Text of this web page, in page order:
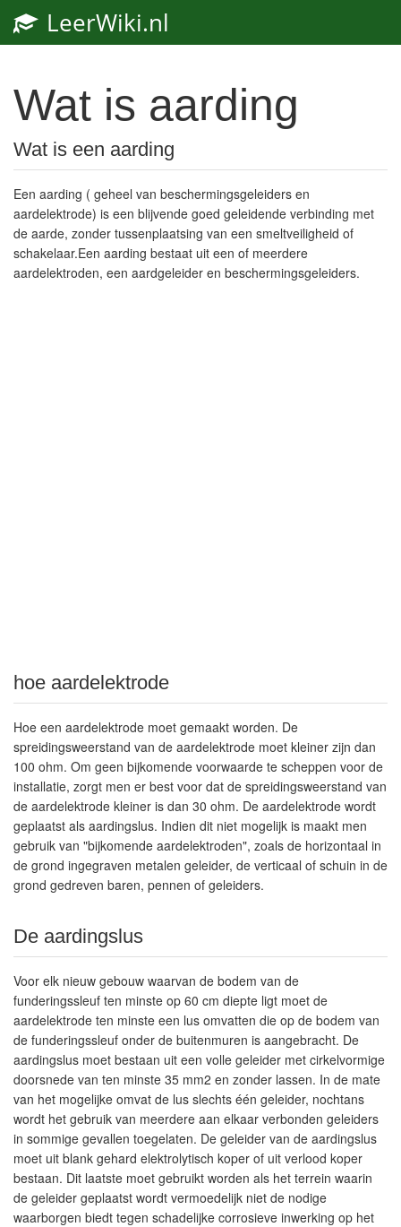
LeerWiki.nl
Wat is aarding
Wat is een aarding
Een aarding ( geheel van beschermingsgeleiders en
aardelektrode) is een blijvende goed geleidende verbinding met
de aarde, zonder tussenplaatsing van een smeltveiligheid of
schakelaar.Een aarding bestaat uit een of meerdere
aardelektroden, een aardgeleider en beschermingsgeleiders.
hoe aardelektrode
Hoe een aardelektrode moet gemaakt worden. De
spreidingsweerstand van de aardelektrode moet kleiner zijn dan
100 ohm. Om geen bijkomende voorwaarde te scheppen voor de
installatie, zorgt men er best voor dat de spreidingsweerstand van
de aardelektrode kleiner is dan 30 ohm. De aardelektrode wordt
geplaatst als aardingslus. Indien dit niet mogelijk is maakt men
gebruik van "bijkomende aardelektroden", zoals de horizontaal in
de grond ingegraven metalen geleider, de verticaal of schuin in de
grond gedreven baren, pennen of geleiders.
De aardingslus
Voor elk nieuw gebouw waarvan de bodem van de
funderingssleuf ten minste op 60 cm diepte ligt moet de
aardelektrode ten minste een lus omvatten die op de bodem van
de funderingssleuf onder de buitenmuren is aangebracht. De
aardingslus moet bestaan uit een volle geleider met cirkelvormige
doorsnede van ten minste 35 mm2 en zonder lassen. In de mate
van het mogelijke omvat de lus slechts één geleider, nochtans
wordt het gebruik van meerdere aan elkaar verbonden geleiders
in sommige gevallen toegelaten. De geleider van de aardingslus
moet uit blank gehard elektrolytisch koper of uit verlood koper
bestaan. Dit laatste moet gebruikt worden als het terrein waarin
de geleider geplaatst wordt vermoedelijk niet de nodige
waarborgen biedt tegen schadelijke corrosieve inwerking op het